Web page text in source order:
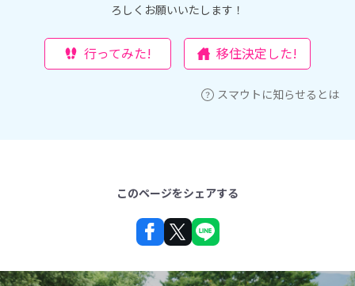
ろしくお願いいたします！
行ってみた! 移住決定した!
スマウトに知らせるとは
このページをシェアする